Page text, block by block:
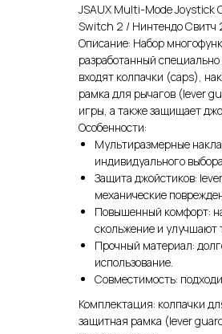
JSAUX Multi-Mode Joystick
Switch 2 / Нинтендо Свитч
Описание: Набор
разработанный
входят колпачки (caps),
рамка для рычагов (lever
игры, а также защищает
Особенности:
Мультиразмерные
индивидуального
Защита джойстиков:
механические
Повышенный комфорт:
скольжение и улучшают
Прочный материал:
использование.
Совместимость:
Комплектация: колпачки
защитная рамка (lever